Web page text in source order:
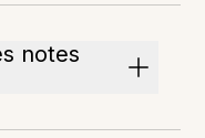
notes